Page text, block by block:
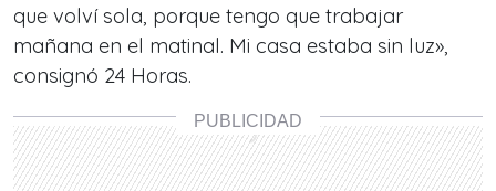
que volví sola, porque tengo que trabajar
mañana en el matinal. Mi casa estaba sin luz»,
consignó 24 Horas.